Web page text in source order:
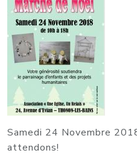
Samedi 24 Novembre
attendons!